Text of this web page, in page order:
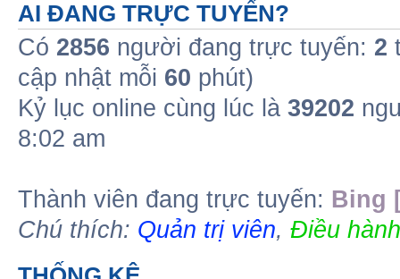
AI ĐANG TRỰC TUYẾN?
Có 2856 người đang trực tuyến: 2
cập nhật mỗi 60 phút)
Kỷ lục online cùng lúc là 39202
8:02 am
Thành viên đang trực tuyến: Bing
Chú thích: Quản trị viên, Điều